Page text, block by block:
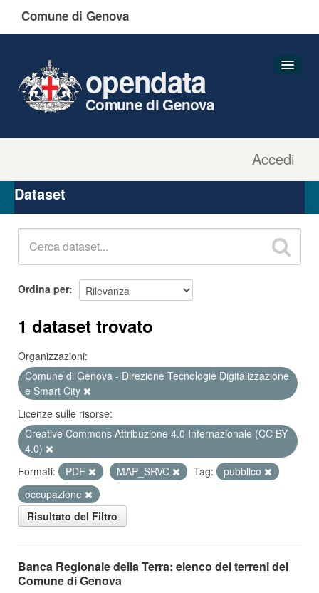
Comune di Genova
Accedi
opendata
Comune di Genova
Organizzazioni
Gruppi
Dataset
Ordina per
1 dataset trovato
Organizzazioni:
Comune di Genova - Direzione Tecnologie Digitalizzazione
e Smart City
Licenze sulle risorse:
Creative Commons Attribuzione 4.0 Internazionale (CC BY
4.0)
Formati:
PDF MAP_SRVC Tag:
pubblico
occupazione
Risultato del Filtro
Banca Regionale della Terra: elenco dei terreni del
Comune di Genova